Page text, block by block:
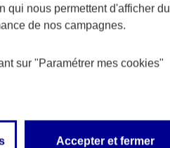
qui nous permettent d'afficher du
de nos campagnes.
sur "Paramétrer mes cookies"
Accepter et fermer